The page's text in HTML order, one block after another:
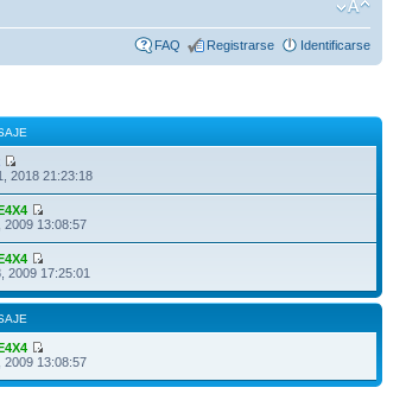
FAQ Registrarse Identificarse
2018 21:23:18
2009 13:08:57
2009 17:25:01
2009 13:08:57